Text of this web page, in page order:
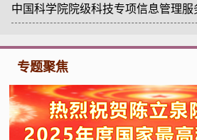
中国科学院院级科技专项信息管理
专题聚焦